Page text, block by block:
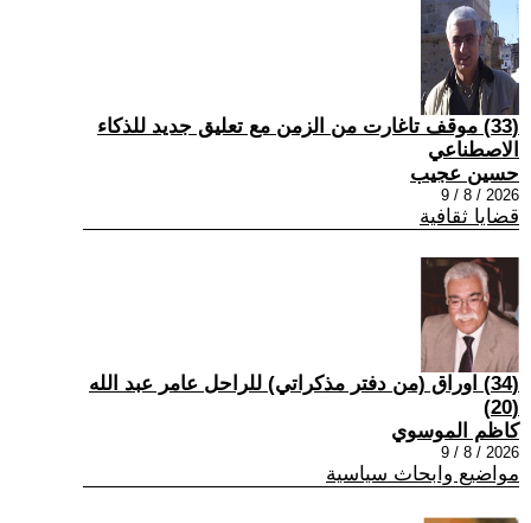
(33) موقف تاغارت من الزمن مع تعليق جديد للذكاء
الاصطناعي
حسين عجيب
2026 / 8 / 9
قضايا ثقافية
(34) اوراق (من دفتر مذكراتي) للراحل عامر عبد الله
(20)
كاظم الموسوي
2026 / 8 / 9
مواضيع وابحاث سياسية